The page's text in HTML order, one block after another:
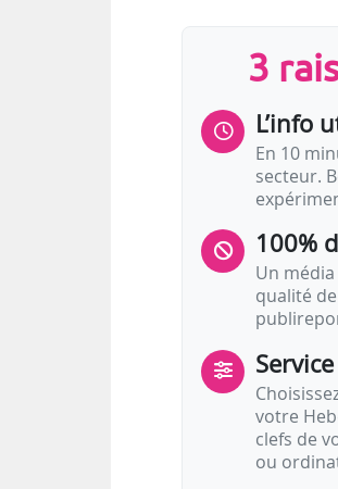
3
L’info
En 10
secteur.
100%
Un
qualité
votre
clefs de
ou